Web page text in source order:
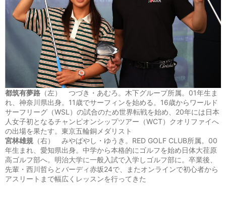
都筑有夢路 （左） つづき・あむろ。木下グループ所属。01年生ま
れ、神奈川県出身。11歳でサーフィンを始める。16歳からワールド
サーフリーグ（WSL）の試合のため世界転戦を始め、20年には日本
人女子初となるチャンピオンシップツアー（WCT）クオリファイへ
の出場を果たす。東京五輪銅メダリスト
宮林雄規 （右） みやばやし・ゆうき。RED GOLF CLUB所属。00
年生まれ、愛知県出身。中学から本格的にゴルフを始め日体大荏原
高ゴルフ部へ。明治大学に一般入試で入学しゴルフ部に。卒業後、
先輩・西川哲らとバーディ赤坂24で、またオンラインで初心者から
アスリートまで幅広くレッスンを行ってきた